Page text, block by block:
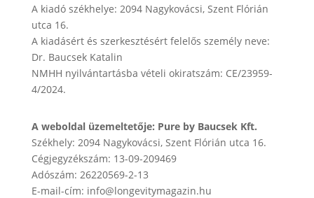
A kiadó székhelye: 2094 Nagykovácsi, Szent Flórián
utca 16.
A kiadásért és szerkesztésért felelős személy neve:
Dr. Baucsek Katalin
NMHH nyilvántartásba vételi okiratszám: CE/23959-
4/2024.
A weboldal üzemeltetője: Pure by Baucsek Kft.
Székhely: 2094 Nagykovácsi, Szent Flórián utca 16.
Cégjegyzékszám: 13-09-209469
Adószám: 26220569-2-13
E-mail-cím: info@longevitymagazin.hu